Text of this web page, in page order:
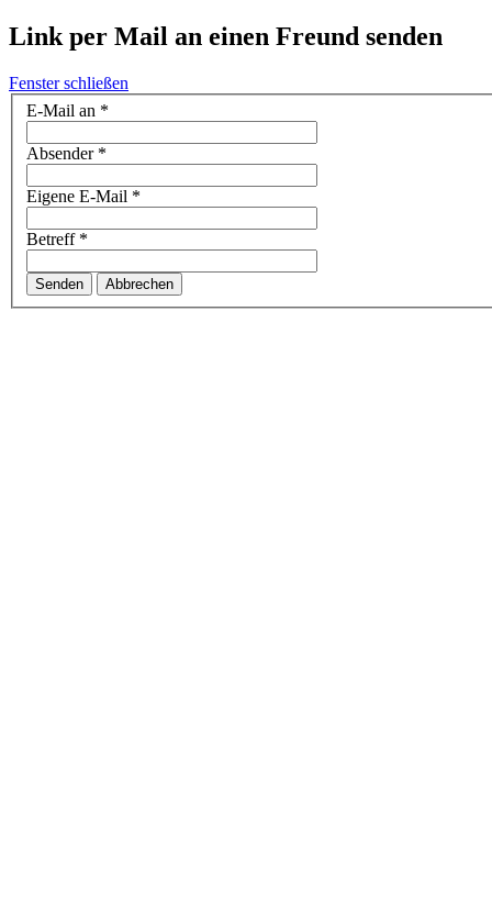
Link per Mail an einen Freund senden
Fenster schließen
E-Mail an *
Absender*
Eigene E-Mail *
Betreff*
Senden Abbrechen